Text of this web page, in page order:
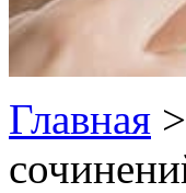
Главная >